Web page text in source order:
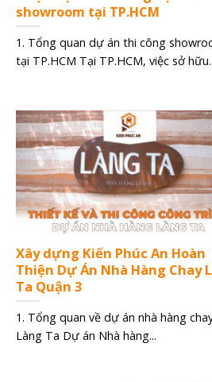
showroom tại TP.HCM
1. Tổng quan dự án thi công
tại TP.HCM Tại TP.HCM, việc sở
Xây dựng Kiến Phúc An Hoàn
Thiện Dự Án Nhà Hàng Chay
Ta Quận 3
1. Tổng quan về dự án nhà hàng
Làng Ta Dự án Nhà hàng...